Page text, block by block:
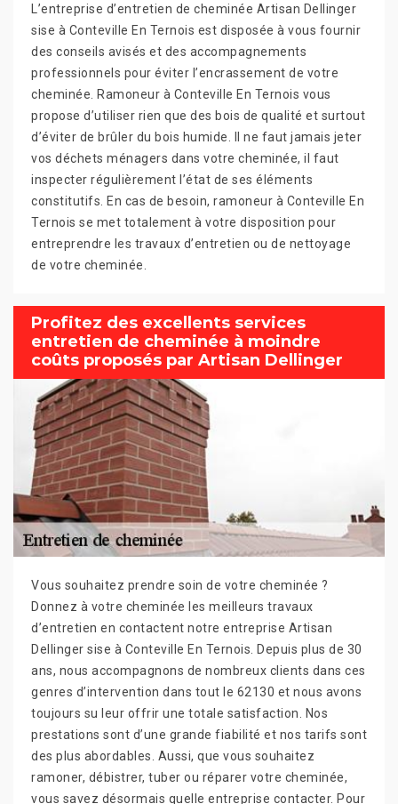
L’entreprise d’entretien de cheminée Artisan Dellinger
sise à Conteville En Ternois est disposée à vous fournir
des conseils avisés et des accompagnements
professionnels pour éviter l’encrassement de votre
cheminée. Ramoneur à Conteville En Ternois vous
propose d’utiliser rien que des bois de qualité et surtout
d’éviter de brûler du bois humide. Il ne faut jamais jeter
vos déchets ménagers dans votre cheminée, il faut
inspecter régulièrement l’état de ses éléments
constitutifs. En cas de besoin, ramoneur à Conteville En
Ternois se met totalement à votre disposition pour
entreprendre les travaux d’entretien ou de nettoyage
de votre cheminée.
Profitez des excellents services
entretien de cheminée à moindre
coûts proposés par Artisan Dellinger
Vous souhaitez prendre soin de votre cheminée ?
Donnez à votre cheminée les meilleurs travaux
d’entretien en contactent notre entreprise Artisan
Dellinger sise à Conteville En Ternois. Depuis plus de 30
ans, nous accompagnons de nombreux clients dans ces
genres d’intervention dans tout le 62130 et nous avons
toujours su leur offrir une totale satisfaction. Nos
prestations sont d’une grande fiabilité et nos tarifs sont
des plus abordables. Aussi, que vous souhaitez
ramoner, débistrer, tuber ou réparer votre cheminée,
vous savez désormais quelle entreprise contacter. Pour